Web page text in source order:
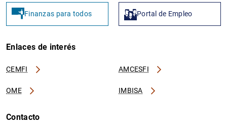
Finanzas para todos Portal de Empleo
Enlaces de interés
CEMFI AMCESFI
OME IMBISA
Contacto